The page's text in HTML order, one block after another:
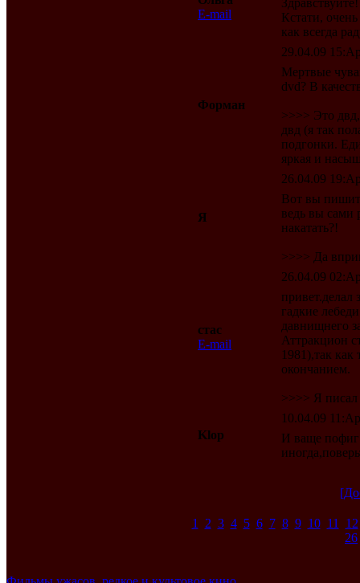
E-mail
Кстати,
как всегда
Форман
29.04.09
Мертвые
dvd? В
>>>> Это
двд (я так
подгонки.
яркая и
Я
26.04.09
Вот вы
ведь вы сами
накатать?!
>>>> Да
стас
E-mail
26.04.09
привет.делал
гадкие
давнищнего
Аттракцион
1981),так
окончанием.
>>>> Я писал
Klop
10.04.09
И ваще пофиг
1 2 3 4 5 6 7 8 9 10 11
12
26